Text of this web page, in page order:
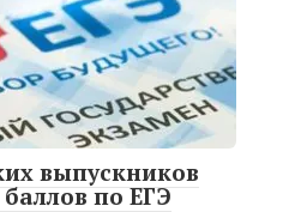
выпускников
по ЕГЭ